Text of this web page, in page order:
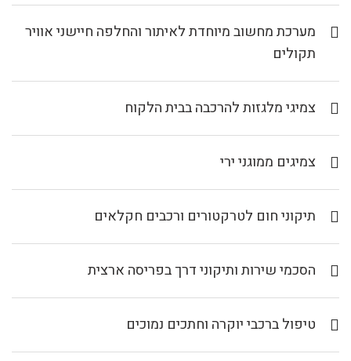
מערכת מחשוב מיוחדת לאיתור והחלפה חיישני אוויר
תקולים
צמיגי מלגזות להרכבה בבית הלקוח
צמיגים ממוגני ירי
תיקוני חום לטרקטורים ורכבים חקלאים
הסכמי שירות ותיקוני דרך בפריסה ארצית
טיפול ברכבי יוקרה וחתכים נמוכים